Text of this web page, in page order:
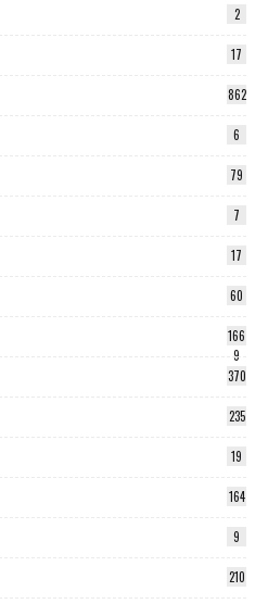
2
17
862
6
79
7
17
60
166
9
370
235
19
164
9
210